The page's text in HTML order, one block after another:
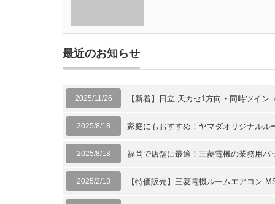
最近のお知らせ
2025/11/26 【新着】日立 天カセ1方向・同時ツイ
2025/8/18 家庭にもおすすめ！ヤマダオリジナルル
2025/8/18 福岡で店舗に最適！三菱電機の業務用パ
2025/2/13 【特価販売】三菱電機ルームエアコン